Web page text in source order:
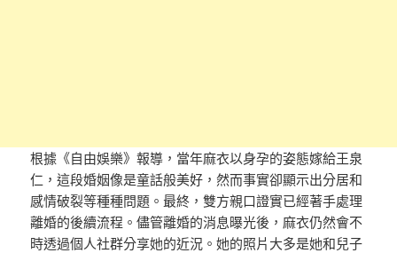
根據《自由娛樂》報導，當年麻衣以身孕的姿態嫁給王泉
仁，這段婚姻像是童話般美好，然而事實卻顯示出分居和
感情破裂等種種問題。最終，雙方親口證實已經著手處理
離婚的後續流程。儘管離婚的消息曝光後，麻衣仍然會不
時透過個人社群分享她的近況。她的照片大多是她和兒子